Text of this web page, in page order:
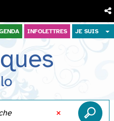
INFOLETTRES JE SUIS